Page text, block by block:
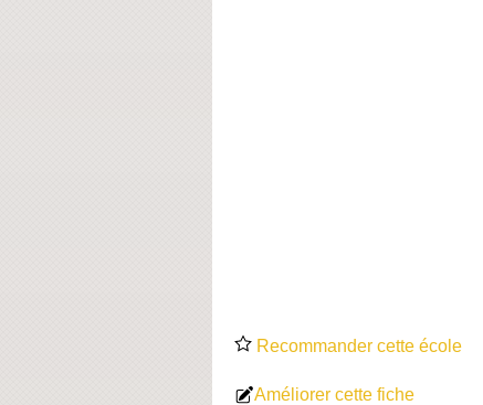
Recommander cette école
Améliorer cette fiche